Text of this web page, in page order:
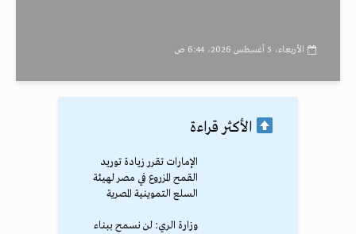
الأربعاء، 5 أغسطس 2026، 6:44 ص
الأكثر قراءة
الإمارات تقرر زيادة توريد
القمح المزروع في مصر لهيئة
السلع التموينية المصرية
وزارة الري: لن نسمح ببناء